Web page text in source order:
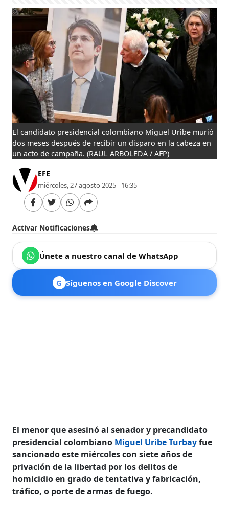
El candidato presidencial colombiano Miguel Uribe murió
dos meses después de recibir un disparo en la cabeza en
un acto de campaña. (RAUL ARBOLEDA / AFP)
EFE
miércoles, 27 agosto 2025 - 16:35
Activar Notificaciones
Únete a nuestro canal de WhatsApp
G Síguenos en Google Discover
El menor que asesinó al senador y precandidato
presidencial colombiano Miguel Uribe Turbayfue
sancionado este miércoles con siete años de
privación de la libertad por los delitos de
homicidio en grado de tentativa y fabricación,
tráfico, o porte de armas de fuego.